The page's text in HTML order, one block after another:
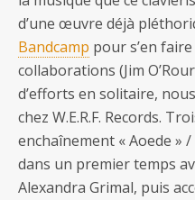
d’une œuvre déjà
Bandcamp pour s’en
collaborations (Jim
d’efforts en solitaire,
chez W.E.R.F. Records.
enchaînement « Aoede »
dans un premier temps
Alexandra Grimal, puis